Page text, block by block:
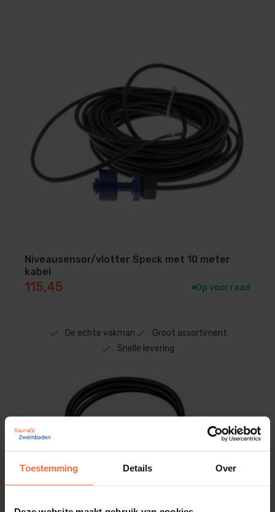
Toestemming Details Over
Niveausensor/vlotter Speck met 10 meter
kabel
115,45 Op voorraad
De echte vakman
Groot assortiment
Snelle levering